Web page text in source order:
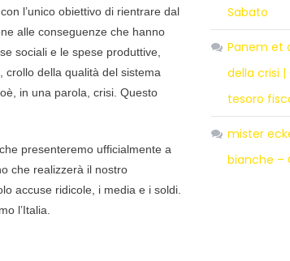
l’unico obiettivo di rientrare dal
alle conseguenze che hanno
sociali e le spese produttive,
crollo della qualità del sistema
in una parola, crisi. Questo
presenteremo ufficialmente a
che realizzerà il nostro
accuse ridicole, i media e i soldi.
l’Italia.
Sabato
Panem et
della crisi
tesoro
mister
bianche –